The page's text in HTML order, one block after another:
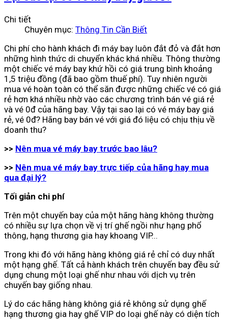
Chi tiết
Chuyên mục: Thông Tin Cần Biết
Chi phí cho hành khách đi máy bay luôn đắt đỏ và đắt hơn
những hình thức di chuyển khác khá nhiều. Thông thường
một chiếc vé máy bay khứ hồi có giá trung bình khoảng
1,5 triệu đồng (đã bao gồm thuế phí). Tuy nhiên người
mua vé hoàn toàn có thể săn được những chiếc vé có giá
rẻ hơn khá nhiều nhờ vào các chương trình bán vé giá rẻ
và vé 0đ của hãng bay. Vậy tại sao lại có vé máy bay giá
rẻ, vé 0đ? Hãng bay bán vé với giá đó liệu có chịu thịu về
doanh thu?
>> Nên mua vé máy bay trước bao lâu?
>> Nên mua vé máy bay trực tiếp của hãng hay mua
qua đại lý?
Tối giản chi phí
Trên một chuyến bay của một hãng hàng không thường
có nhiều sự lựa chọn về vị trí ghế ngồi như hạng phổ
thông, hạng thương gia hay khoang VIP...
Trong khi đó với hãng hàng không giá rẻ chỉ có duy nhất
một hạng ghế. Tất cả hành khách trên chuyến bay đều sử
dụng chung một loại ghế như nhau với dịch vụ trên
chuyến bay giống nhau.
Lý do các hãng hàng không giá rẻ không sử dụng ghế
hạng thương gia hay ghế VIP do loại ghế này có diện tích